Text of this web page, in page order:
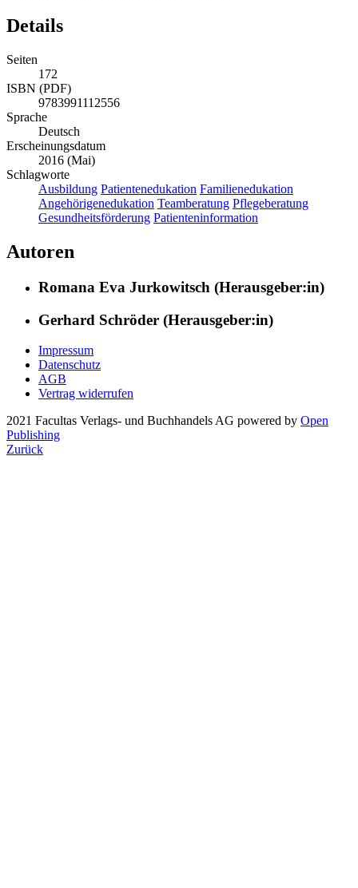
Details
Seiten
172
ISBN (PDF)
9783991112556
Sprache
Deutsch
Erscheinungsdatum
2016 (Mai)
Schlagworte
Ausbildung Patientenedukation Familienedukation
Angehörigenedukation Teamberatung Pflegeberatung
Gesundheitsförderung Patienteninformation
Autoren
Romana Eva Jurkowitsch (Herausgeber:in)
Gerhard Schröder (Herausgeber:in)
Impressum
Datenschutz
AGB
Vertrag widerrufen
2021 Facultas Verlags- und Buchhandels AG powered by Open
Publishing
Zurück